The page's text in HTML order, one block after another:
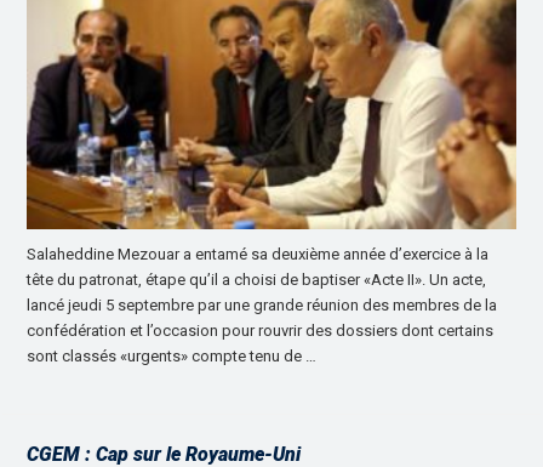
Salaheddine Mezouar a entamé sa deuxième année d’exercice à la
tête du patronat, étape qu’il a choisi de baptiser «Acte II». Un acte,
lancé jeudi 5 septembre par une grande réunion des membres de la
confédération et l’occasion pour rouvrir des dossiers dont certains
sont classés «urgents» compte tenu de …
CGEM : Cap sur le Royaume-Uni